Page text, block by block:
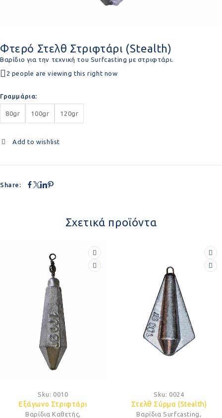
Φτερό Στελθ Στριφτάρι (Stealth)
Bαρίδιο για την τεχνική του Surfcasting με στριφτάρι.
2 people are viewing this right now
Γραμμάρια
80gr 100gr 120gr
Add to wishlist
Share:
Σχετικά προϊόντα
Sku: 0010
Εξάγωνο Στριφτάρι
Βαρίδια Καθετής,
Sku: 0024
Στελθ Σύρμα (Stealth)
Βαρίδια Surfcasting,